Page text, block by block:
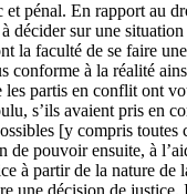
pénal. En rapport au
décider sur une situation
la faculté de se faire une
conforme à la réalité
les partis en conflit ont
s’ils avaient pris en
[y compris toutes
de pouvoir ensuite, à
à partir de la nature de